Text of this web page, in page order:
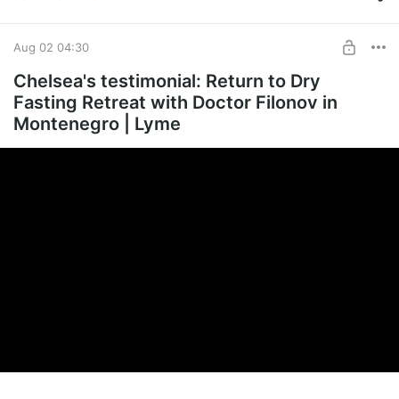
Aug 02 04:30
Chelsea's testimonial: Return to Dry
Fasting Retreat with Doctor Filonov in
Montenegro | Lyme